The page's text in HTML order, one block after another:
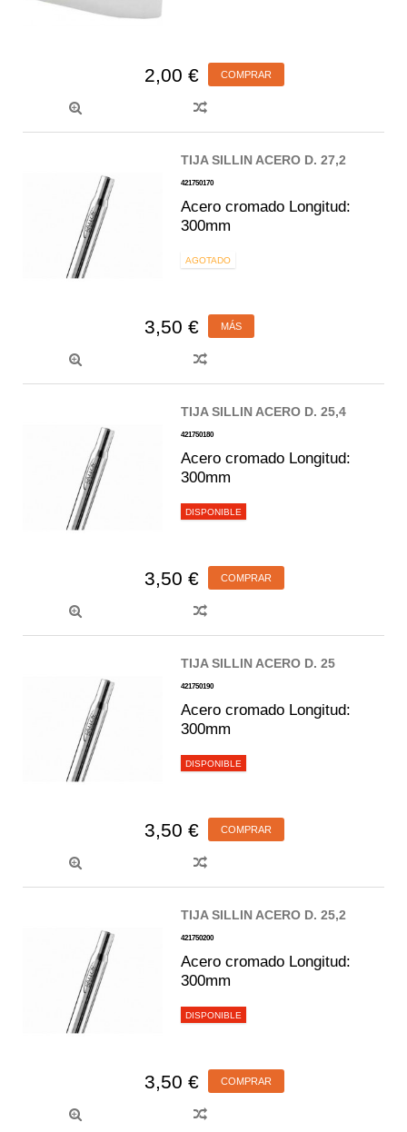
2,00 € COMPRAR
TIJA SILLIN ACERO D. 27,2
421750170
Acero cromado Longitud:
300mm
AGOTADO
3,50 € MÁS
TIJA SILLIN ACERO D. 25,4
421750180
Acero cromado Longitud:
300mm
DISPONIBLE
3,50 € COMPRAR
TIJA SILLIN ACERO D. 25
421750190
Acero cromado Longitud:
300mm
DISPONIBLE
3,50 € COMPRAR
TIJA SILLIN ACERO D. 25,2
421750200
Acero cromado Longitud:
300mm
DISPONIBLE
3,50 € COMPRAR